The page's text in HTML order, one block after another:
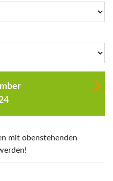
mit obenstehenden